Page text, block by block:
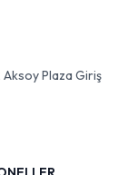
Aksoy Plaza Giriş